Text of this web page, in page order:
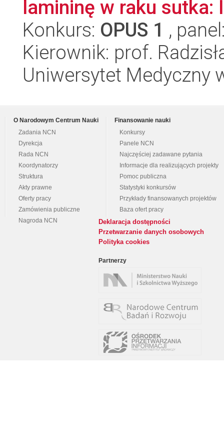
lamininę w raku sutka:
Konkurs: OPUS 1 ,
Kierownik: prof.
Uniwersytet Medyczny
O Narodowym Centrum Nauki
Zadania NCN
Dyrekcja
Rada NCN
Koordynatorzy
Struktura
Akty prawne
Oferty pracy
Zamówienia publiczne
Nagroda NCN
Finansowanie nauki
Konkursy
Panele NCN
Najczęściej zadawane pytania
Informacje dla realizujących projekty
Pomoc publiczna
Statystyki konkursów
Przykłady finansowanych projektów
Baza ofert pracy
Deklaracja dostępności
Przetwarzanie danych osobowych
Polityka cookies
Partnerzy